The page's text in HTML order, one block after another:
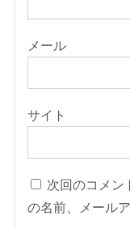
メール
サイト
次回のコメン
の名前、メール